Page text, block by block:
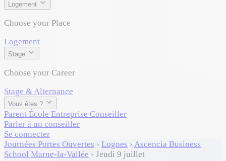
Logement
Choose your Place
Logement
Stage
Choose your Career
Stage & Alternance
Vous êtes ?
Parent École Entreprise Conseiller
Parler à un conseiller
Se connecter
Journées Portes Ouvertes › Lognes › Ascencia Business
School Marne-la-Vallée › Jeudi 9 juillet